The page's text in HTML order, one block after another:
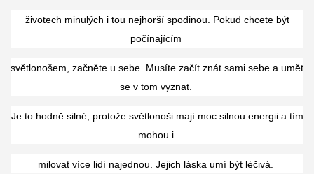
životech minulých i tou nejhorší spodinou. Pokud chcete být
počínajícím
světlonošem, začněte u sebe. Musíte začít znát sami sebe a umět
se v tom vyznat.
Je to hodně silné, protože světlonoši mají moc silnou energii a tím
mohou i
milovat více lidí najednou. Jejich láska umí být léčivá.